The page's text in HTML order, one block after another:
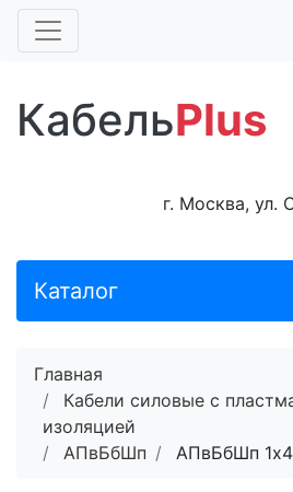
КабельPlus
г. Москва, ул.
Каталог
Главная
Кабели силовые с
изоляцией
АПвБбШп
АПвБбШп 1x4